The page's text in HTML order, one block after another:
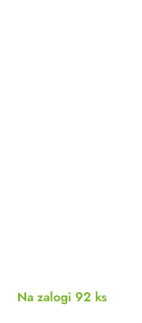
Na zalogi 92 ks